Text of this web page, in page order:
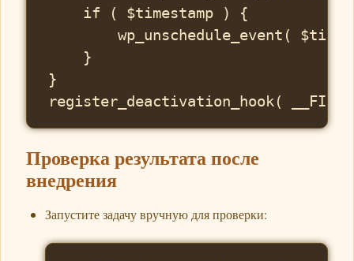
    if ( $timestamp ) {
wp_unschedule_event(
    }
}
Проверка результата после
внедрения
Запустите задачу вручную для проверки: